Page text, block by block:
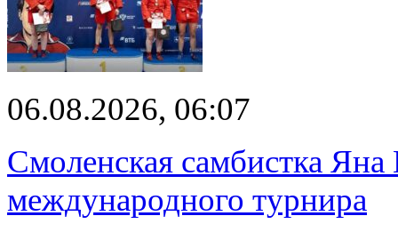
06.08.2026, 06:07
Смоленская самбистка Яна
международного турнира